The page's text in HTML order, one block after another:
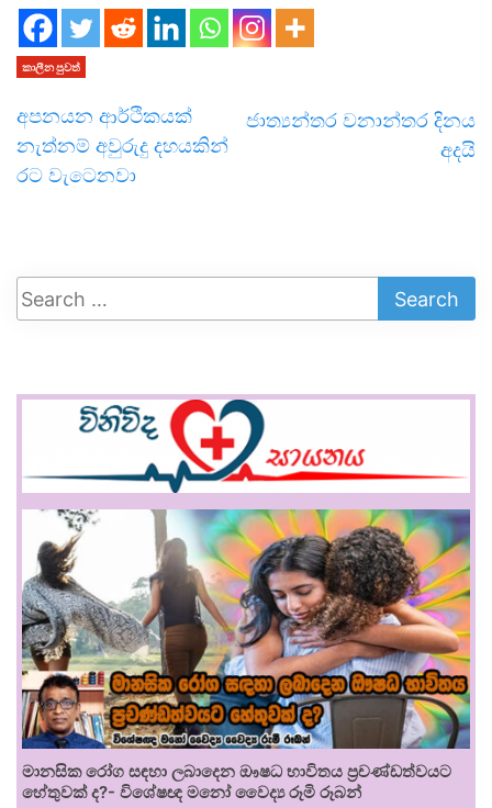
කාලීන පුවත්
අපනයන ආර්ථිකයක්
නැත්නම් අවුරුදු දහයකින්
රට වැටෙනවා
ජාත්‍යන්තර වනාන්තර දිනය
අදයි
මානසික රෝග සඳහා ලබාදෙන ඖෂධ භාවිතය ප්‍රචණ්ඩත්වයට
හේතුවක් ද?- විශේෂඥ මනෝ වෛද්‍ය රූමි රූබන්